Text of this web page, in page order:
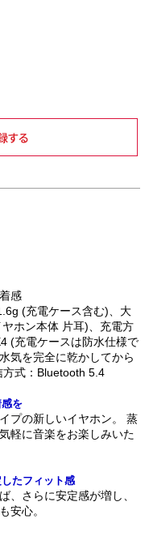
感
(充電ケース含む)、大
ホン本体 片耳)、充電方
(充電ケースは防水仕様で
気を完全に乾かしてから
式：Bluetooth 5.4
を
プの新しいイヤホン。 蒸
軽に音楽をお楽しみいた
たフィット感
、さらに安定感が増し、
安心。